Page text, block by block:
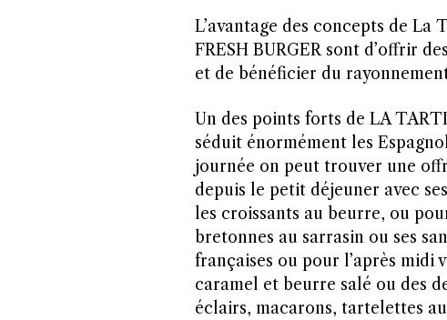
L’avantage des concepts de La
FRESH BURGER sont d’offrir
et de bénéficier du
Un des points forts de LA
séduit énormément les
journée on peut trouver une
depuis le petit déjeuner avec
les croissants au beurre, ou
bretonnes au sarrasin ou ses
françaises ou pour l’après midi
caramel et beurre salé ou des
éclairs, macarons, tartelettes